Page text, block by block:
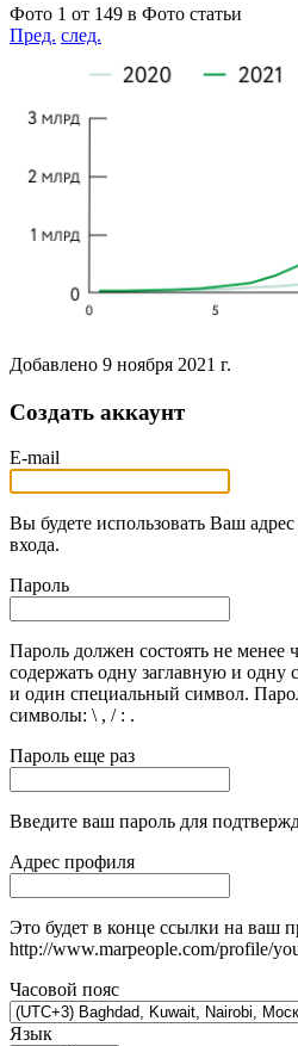
Фото 1 от 149 в Фото статьи
Пред. след.
Добавлено 9 ноября 2021 г.
Создать аккаунт
E-mail
Вы будете использовать Ваш
входа.
Пароль
Пароль должен состоять не менее
содержать одну заглавную и одну
и один специальный символ.
символы: \ , / : .
Пароль еще раз
Введите ваш пароль для
Адрес профиля
Это будет в конце ссылки на ваш
http://www.marpeople.com/profile/
Часовой пояс
Язык